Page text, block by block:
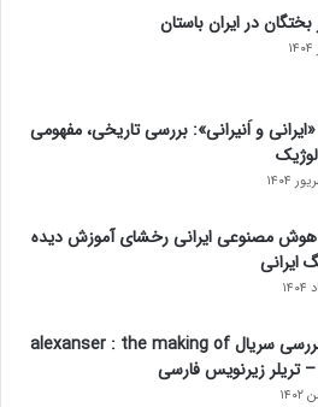
بختگان در ایران باستان
و اَنیرانی»: بررسی تاریخی، مفهومی
هوش مصنوعی ایرانی رخشای آموزش دیده
ایرانی
نقد و بررسی سریال alexanser : the making of